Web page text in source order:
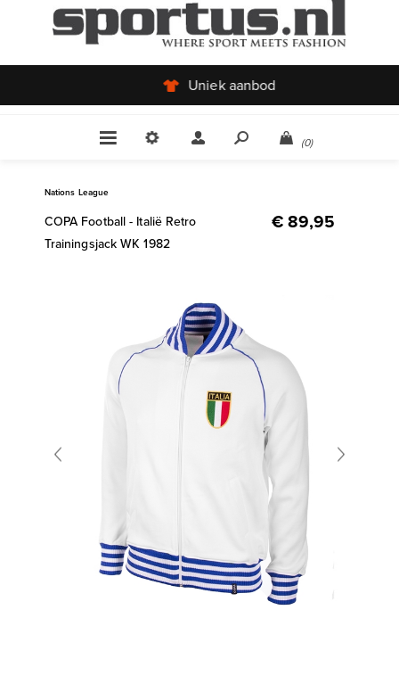
Uniek aanbod
(0)
Nations League
COPA Football - Italië Retro
Trainingsjack WK 1982
€ 89,95